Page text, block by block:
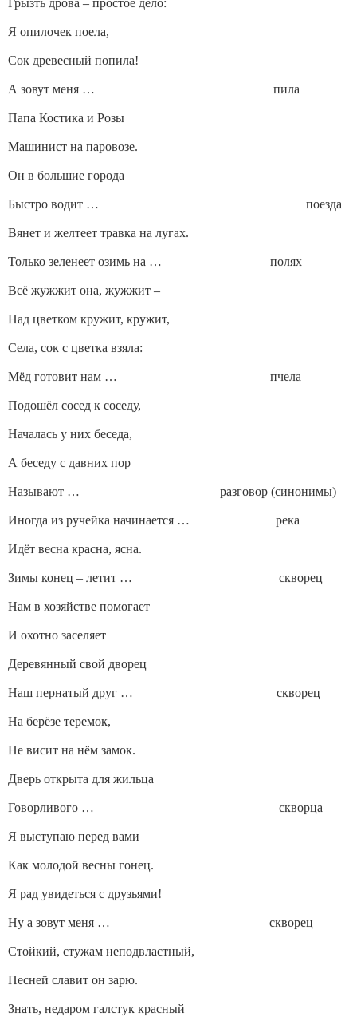
Грызть дрова – простое дело:
Я опилочек поела,
Сок древесный попила!
А зовут меня … пила
Папа Костика и Розы
Машинист на паровозе.
Он в большие города
Быстро водит … поезда
Вянет и желтеет травка на лугах.
Только зеленеет озимь на … полях
Всё жужжит она, жужжит –
Над цветком кружит, кружит,
Села, сок с цветка взяла:
Мёд готовит нам … пчела
Подошёл сосед к соседу,
Началась у них беседа,
А беседу с давних пор
Называют … разговор (синонимы)
Иногда из ручейка начинается … река
Идёт весна красна, ясна.
Зимы конец – летит … скворец
Нам в хозяйстве помогает
И охотно заселяет
Деревянный свой дворец
Наш пернатый друг … скворец
На берёзе теремок,
Не висит на нём замок.
Дверь открыта для жильца
Говорливого … скворца
Я выступаю перед вами
Как молодой весны гонец.
Я рад увидеться с друзьями!
Ну а зовут меня … скворец
Стойкий, стужам неподвластный,
Песней славит он зарю.
Знать, недаром галстук красный